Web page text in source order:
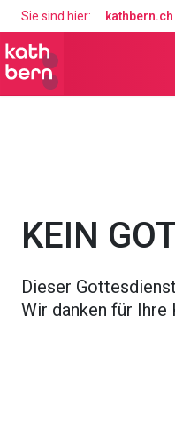
Sie sind hier: kathbern.ch
KEIN
Dieser
Wir danken für Ihre